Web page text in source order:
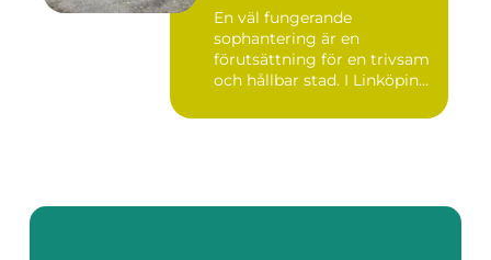
En väl fungerande
sophantering är en
förutsättning för en trivsam
och hållbar stad. I Linköping